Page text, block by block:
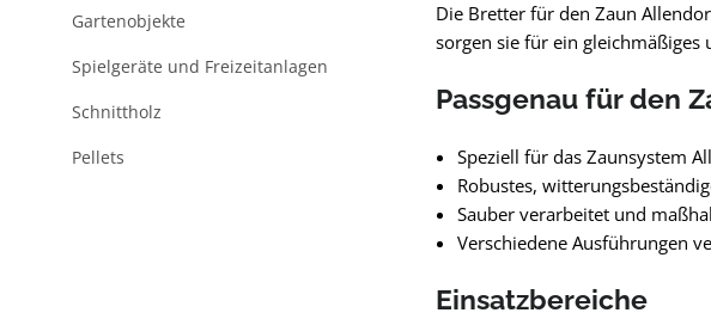
Gartenobjekte
Spielgeräte und Freizeitanlagen
Schnittholz
Pellets
Die Bretter für den Zaun
sorgen sie für ein gleichmäßiges
Passgenau für den
Speziell für das Zaunsystem
Robustes,
Sauber verarbeitet und
Verschiedene Ausführungen
Einsatzbereiche